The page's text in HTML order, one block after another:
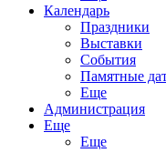
Календарь
Праздники
Выставки
События
Памятные
Еще
Администрация
Еще
Еще